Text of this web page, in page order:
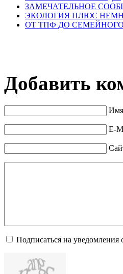
ЗАМЕЧАТЕЛЬНОЕ
ЭКОЛОГИЯ ПЛЮС
ОТ ТПФ ДО
Добавить
Имя
E-
Подписаться на